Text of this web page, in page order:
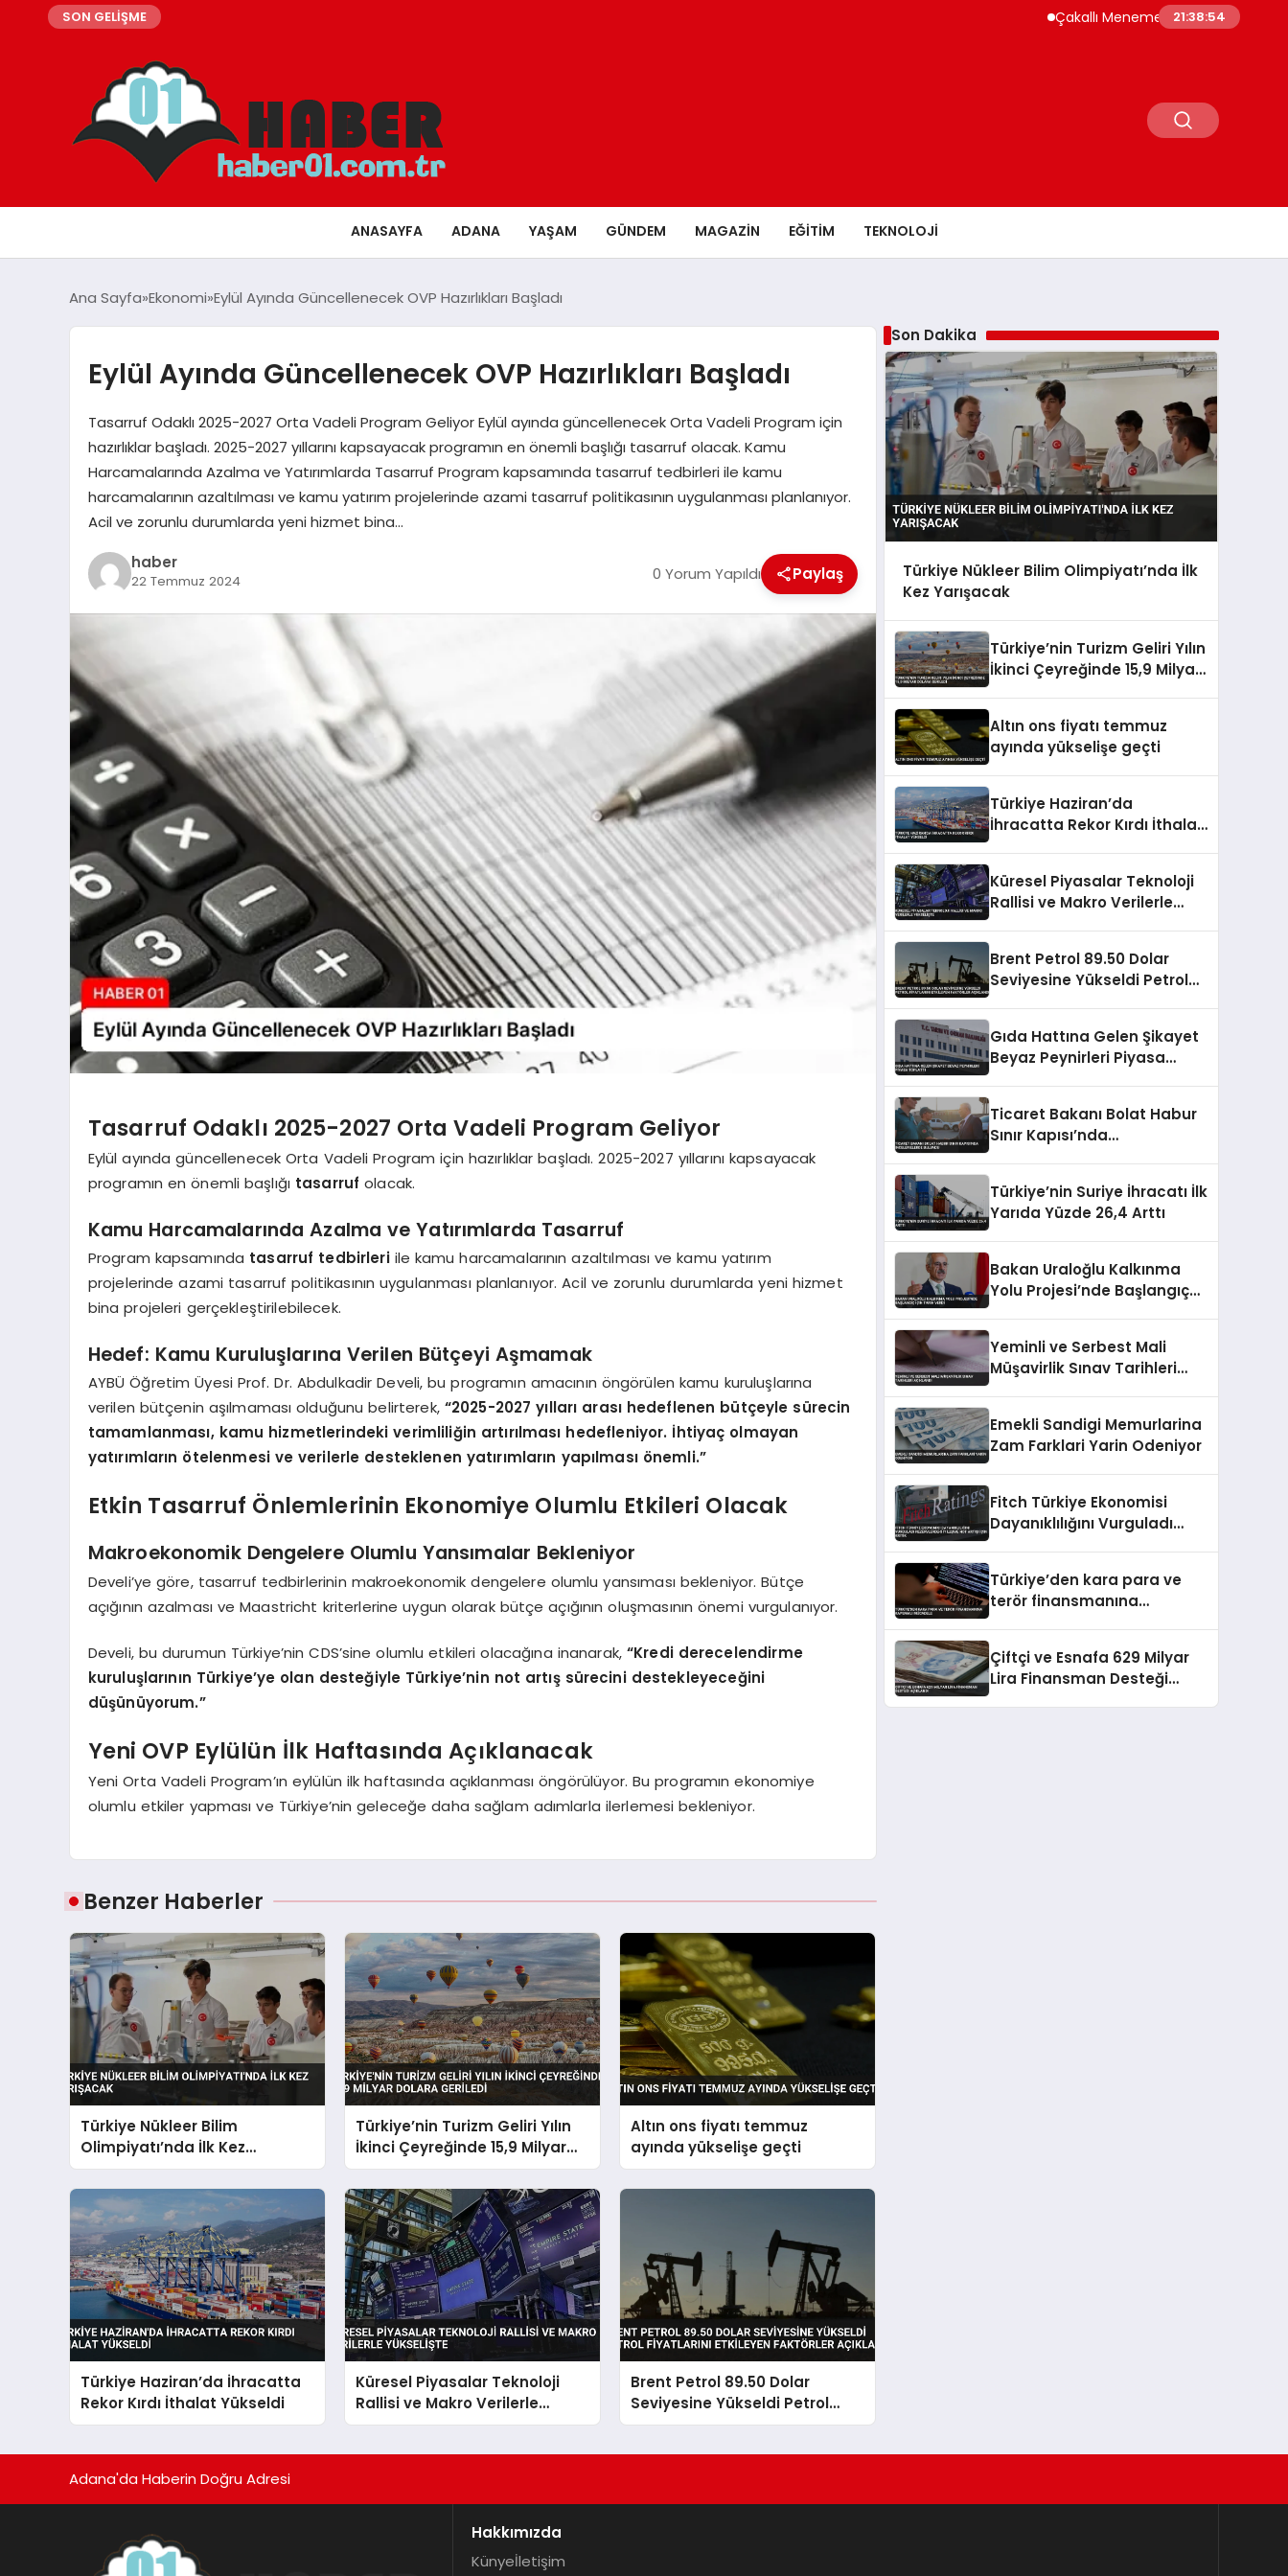
SON GELİŞME Çakallı Menemeni Rehberi: Nerede Yenir,
21:38:55
ANASAYFA ADANA YAŞAM GÜNDEM MAGAZIN EĞITIM TEKNOLOJI
Ana Sayfa Ekonomi Eylül Ayında Güncellenecek OVP Hazırlıkları Başladı
Eylül Ayında Güncellenecek OVP Hazırlıkları Başladı
Tasarruf Odaklı 2025-2027 Orta Vadeli Program Geliyor Eylül ayında güncellenecek Orta Vadeli Program için
hazırlıklar başladı. 2025-2027 yıllarını kapsayacak programın en önemli başlığı tasarruf olacak. Kamu
Harcamalarında Azalma ve Yatırımlarda Tasarruf Program kapsamında tasarruf tedbirleri ile kamu
harcamalarının azaltılması ve kamu yatırım projelerinde azami tasarruf politikasının uygulanması planlanıyor.
Acil ve zorunlu durumlarda yeni hizmet bina…
haber
22 Temmuz 2024 0 Yorum Yapıldı Paylaş
Tasarruf Odaklı 2025-2027 Orta Vadeli Program Geliyor
Eylül ayında güncellenecek Orta Vadeli Program için hazırlıklar başladı. 2025-2027 yıllarını kapsayacak
programın en önemli başlığı tasarruf olacak.
Kamu Harcamalarında Azalma ve Yatırımlarda Tasarruf
Program kapsamında tasarruf tedbirleriile kamu harcamalarının azaltılması ve kamu yatırım
projelerinde azami tasarruf politikasının uygulanması planlanıyor. Acil ve zorunlu durumlarda yeni hizmet
bina projeleri gerçekleştirilebilecek.
Hedef: Kamu Kuruluşlarına Verilen Bütçeyi Aşmamak
AYBÜ Öğretim Üyesi Prof. Dr. Abdulkadir Develi, bu programın amacının öngörülen kamu kuruluşlarına
verilen bütçenin aşılmaması olduğunu belirterek, “2025-2027 yılları arası hedeflenen bütçeyle sürecin
tamamlanması, kamu hizmetlerindeki verimliliğin artırılması hedefleniyor. İhtiyaç olmayan
yatırımların ötelenmesi ve verilerle desteklenen yatırımların yapılması önemli.”
Etkin Tasarruf Önlemlerinin Ekonomiye Olumlu Etkileri Olacak
Makroekonomik Dengelere Olumlu Yansımalar Bekleniyor
Develi’ye göre, tasarruf tedbirlerinin makroekonomik dengelere olumlu yansıması bekleniyor. Bütçe
açığının azalması ve Maastricht kriterlerine uygun olarak bütçe açığının oluşmasının önemi vurgulanıyor.
Develi, bu durumun Türkiye’nin CDS’sine olumlu etkileri olacağına inanarak, “Kredi derecelendirme
kuruluşlarının Türkiye’ye olan desteğiyle Türkiye’nin not artış sürecini destekleyeceğini
düşünüyorum.”
Yeni OVP Eylülün İlk Haftasında Açıklanacak
Yeni Orta Vadeli Program’ın eylülün ilk haftasında açıklanması öngörülüyor. Bu programın ekonomiye
olumlu etkiler yapması ve Türkiye’nin geleceğe daha sağlam adımlarla ilerlemesi bekleniyor.
Benzer Haberler
Türkiye Nükleer Bilim
Olimpiyatı’nda İlk Kez
Yarışacak
Türkiye’nin Turizm Geliri Yılın
İkinci Çeyreğinde 15,9 Milyar
Dolara Geriledi
Altın ons fiyatı temmuz
ayında yükselişe geçti
Türkiye Haziran’da İhracatta
Rekor Kırdı İthalat Yükseldi
Küresel Piyasalar Teknoloji
Rallisi ve Makro Verilerle
Yükselişte
Brent Petrol 89.50 Dolar
Seviyesine Yükseldi Petrol
Fiyatlarını Etkileyen Faktörler
Son Dakika
Türkiye Nükleer Bilim Olimpiyatı’nda İlk
Kez Yarışacak
Türkiye’nin Turizm Geliri Yılın
İkinci Çeyreğinde 15,9 Milyar
Altın ons fiyatı temmuz
ayında yükselişe geçti
Türkiye Haziran’da
İhracatta Rekor Kırdı İthalat
Küresel Piyasalar Teknoloji
Rallisi ve Makro Verilerle
Brent Petrol 89.50 Dolar
Seviyesine Yükseldi Petrol
Gıda Hattına Gelen Şikayet
Beyaz Peynirleri Piyasa
Ticaret Bakanı Bolat Habur
Sınır Kapısı’nda
Türkiye’nin Suriye İhracatı İlk
Yarıda Yüzde 26,4 Arttı
Bakan Uraloğlu Kalkınma
Yolu Projesi’nde Başlangıç
Yeminli ve Serbest Mali
Müşavirlik Sınav Tarihleri
Emekli Sandigi Memurlarina
Zam Farklari Yarin Odeniyor
Fitch Türkiye Ekonomisi
Dayanıklılığını Vurguladı
Türkiye’den kara para ve
terör finansmanına
Çiftçi ve Esnafa 629 Milyar
Lira Finansman Desteği
Adana'da Haberin Doğru Adresi
Hakkımızda
Künyeİletişim